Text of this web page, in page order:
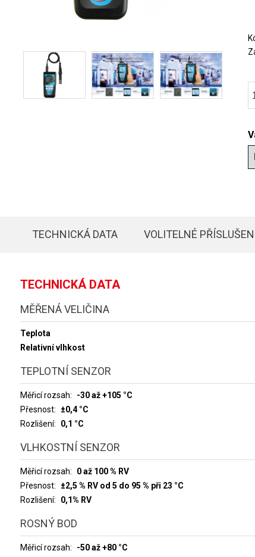
TECHNICKÁ DATA VOLITELNÉ
TECHNICKÁ DATA
MĚŘENÁ VELIČINA
Teplota
Relativní vlhkost
TEPLOTNÍ SENZOR
Měřicí rozsah
-30 až +105 °C
Přesnost
±0,4 °C
Rozlišení
0,1 °C
VLHKOSTNÍ SENZOR
Měřicí rozsah
0 až 100 % RV
Přesnost
±2,5 % RV od 5 do 95 % při 23 °C
Rozlišení
0,1% RV
ROSNÝ BOD
Měřicí rozsah
-50 až +80 °C